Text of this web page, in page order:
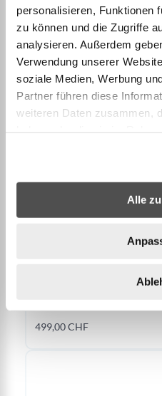
personalisieren, Funktionen
zu können und die Zugriffe
analysieren. Außerdem
Verwendung unserer
soziale Medien, Werbung
Partner führen diese
weiteren Daten zusammen,
Alle
499,00 CHF